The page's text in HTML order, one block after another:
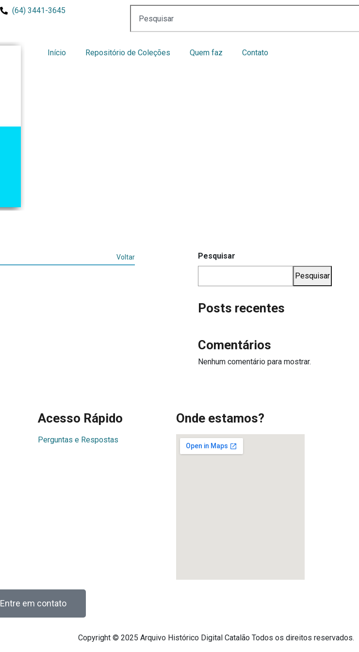
(64) 3441-3645
Início Repositório de Coleções Quem faz Contato
Voltar Pesquisar
Pesquisar
Posts recentes
Comentários
Nenhum comentário para mostrar.
Acesso Rápido
Perguntas e Respostas
Onde estamos?
Entre em contato
Copyright © 2025 Arquivo Histórico Digital Catalão Todos os direitos reservados.